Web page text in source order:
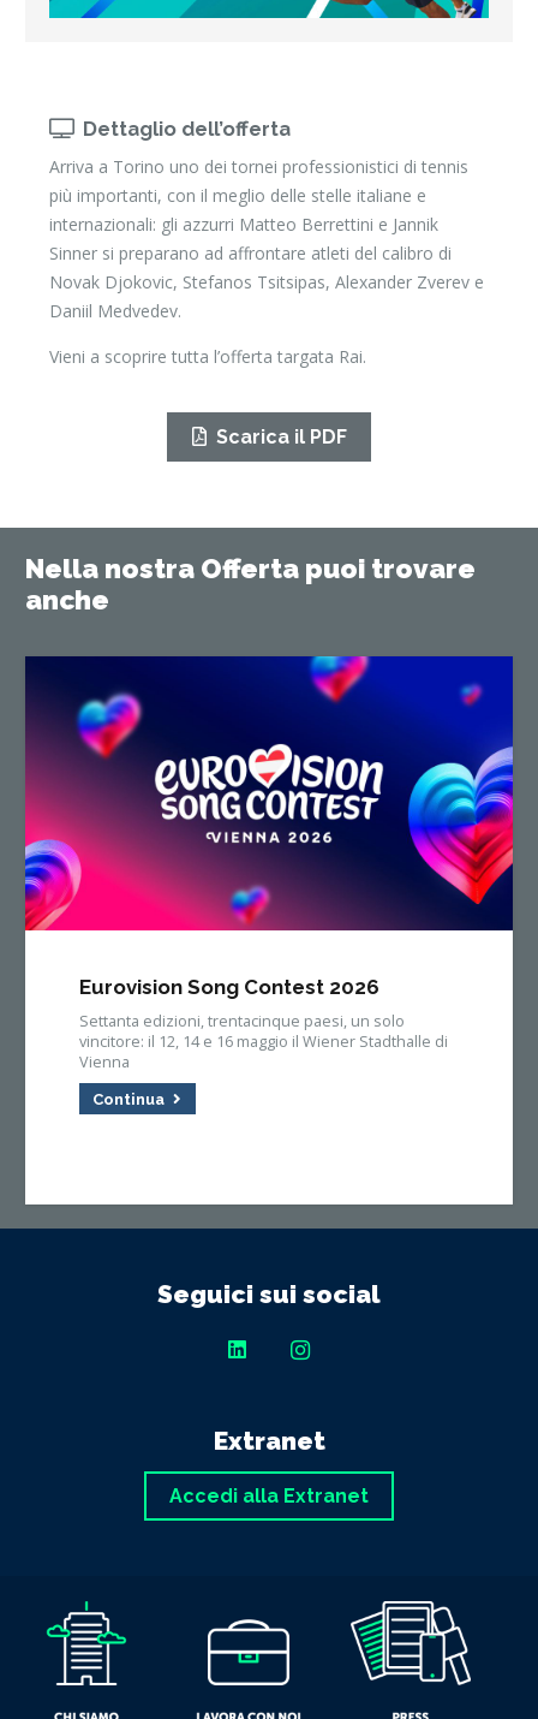
Dettaglio dell’offerta
Arriva a Torino uno dei tornei professionistici di tennis
più importanti, con il meglio delle stelle italiane e
internazionali: gli azzurri Matteo Berrettini e Jannik
Sinner si preparano ad affrontare atleti del calibro di
Novak Djokovic, Stefanos Tsitsipas, Alexander Zverev e
Daniil Medvedev.
Vieni a scoprire tutta l’offerta targata Rai.
Scarica il PDF
Nella nostra Offerta puoi trovare
anche
Eurovision Song Contest 2026
Settanta edizioni, trentacinque paesi, un solo
vincitore: il 12, 14 e 16 maggio il Wiener Stadthalle di
Vienna
Continua
Seguici sui social
Extranet
Accedi alla Extranet